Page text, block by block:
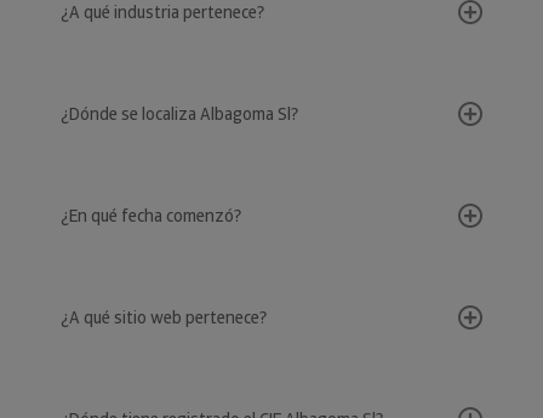
¿A qué industria pertenece?
¿Dónde se localiza Albagoma Sl?
¿En qué fecha comenzó?
¿A qué sitio web pertenece?